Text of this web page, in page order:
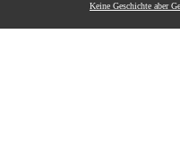
Keine Geschichte aber